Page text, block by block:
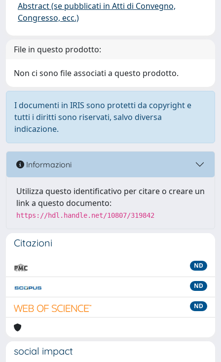
Abstract (se pubblicati in Atti di Convegno,
Congresso, ecc.)
File in questo prodotto:
Non ci sono file associati a questo prodotto.
I documenti in IRIS sono protetti da copyright e
tutti i diritti sono riservati, salvo diversa
indicazione.
Informazioni
Utilizza questo identificativo per citare o creare un
link a questo documento:
https://hdl.handle.net/10807/319842
Citazioni
ND
ND
ND
social impact